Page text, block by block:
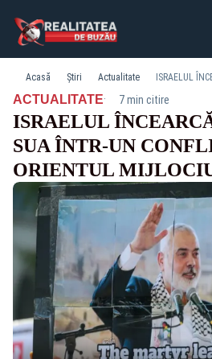
Acasă Știri Actualitate
ACTUALITATE· 7 min citire
ISRAELUL
SUA ÎNTR-UN
ORIENTUL